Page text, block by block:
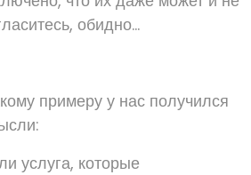
обидно...
примеру у нас получился
услуга, которые